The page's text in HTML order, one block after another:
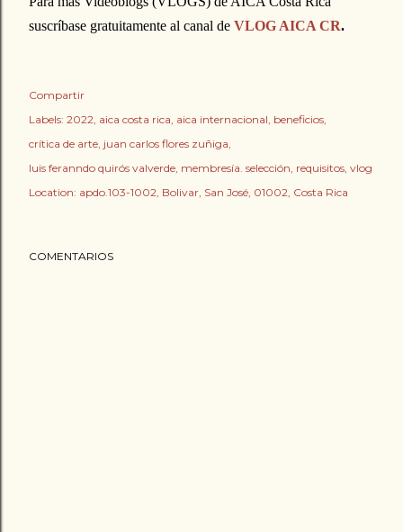
suscríbase gratuitamente al canal de VLOG AICA CR.
Compartir
Labels: 2022 aica costa rica aica internacional beneficios
crítica de arte juan carlos flores zuñiga
luis feranndo quirós valverde membresía. selección requisitos vlog
Location: apdo.103-1002, Bolivar, San José, 01002, Costa Rica
COMENTARIOS